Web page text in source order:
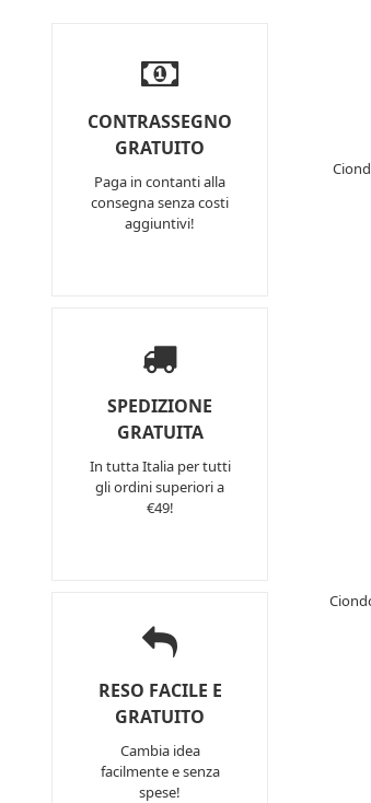
CONTRASSEGNO
GRATUITO
Paga in contanti alla
consegna senza costi
aggiuntivi!
SPEDIZIONE
GRATUITA
In tutta Italia per tutti
gli ordini superiori a
€49!
RESO FACILE E
GRATUITO
Cambia idea
facilmente e senza
spese!